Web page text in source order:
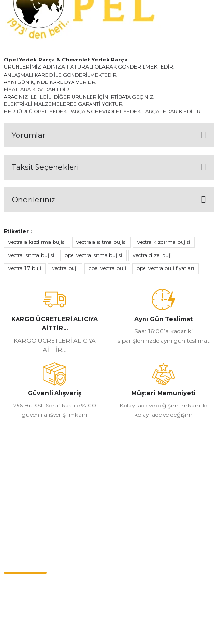
Opel Yedek Parça & Chevrolet Yedek Parça
ÜRÜNLERİMİZ ADINIZA FATURALI OLARAK GÖNDERİLMEKTEDİR.
ANLAŞMALI KARGO İLE GÖNDERİLMEKTEDİR.
AYNI GÜN İÇİNDE KARGOYA VERİLİR.
FİYATLARA KDV DAHİLDİR..
ARACINIZ İLE İLGİLİ DİĞER ÜRÜNLER İÇİN İRTİBATA GEÇİNİZ.
ELEKTRİKLİ MALZEMELERDE GARANTİ YOKTUR.
HER TÜRLÜ OPEL YEDEK PARÇA & CHEVROLET YEDEK PARÇA TEDARİK EDİLİR.
Yorumlar
Taksit Seçenekleri
Önerileriniz
konularda yetersiz gördüğünüz noktaları öneri formunu kullanarak
tarafımıza iletebilirsiniz.
Görüş ve önerileriniz için teşekkür ederiz.
Ürün resmi kalitesiz, bozuk veya görüntülenemiyor.
Ürün bilgilerinde hatalar bulunuyor.
Ürün fiyatı diğer sitelerden daha pahalı.
Bu ürüne benzer farklı alternatifler olmalı.
Etiketler :
vectra a kızdırma bujisi
vectra a ısıtma bujisi vectra kızdırma bujisi
vectra ısıtma bujisi opel vectra ısıtma bujisi vectra dizel buji
vectra 1.7 buji vectra buji opel vectra buji opel vectra buji fiyatları
KARGO ÜCRETLERİ ALICIYA
AİTTİR...
KARGO ÜCRETLERİ ALICIYA
AİTTİR...
Aynı Gün Teslimat
Saat 16:00’a kadar ki
siparişlerinizde aynı gün teslimat
Güvenli Alışveriş
256 Bit SSL Sertifikası ile %100
güvenli alışveriş imkanı
Müşteri Memuniyeti
Kolay iade ve değişim imkanı ile
kolay iade ve değişim